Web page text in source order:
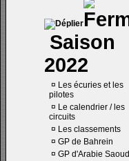
Saison
2022
¤ Les écuries et les
pilotes
¤ Le calendrier / les
circuits
¤ Les classements
¤ GP de Bahrein
¤ GP d'Arabie